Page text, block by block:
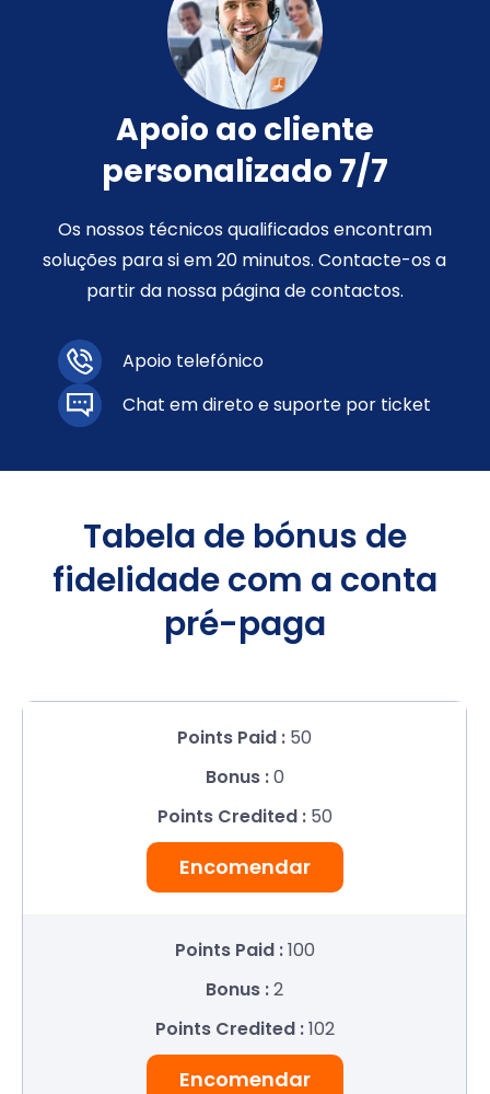
Apoio ao cliente
personalizado 7/7
Os nossos técnicos qualificados encontram
soluções para si em 20 minutos. Contacte-os a
partir da nossa página de contactos.
Apoio telefónico
Chat em direto e suporte por ticket
Tabela de bónus de
fidelidade com a conta
pré-paga
50
0
50
Encomendar
100
2
102
Encomendar